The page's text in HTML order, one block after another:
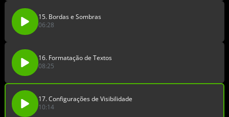
15. Bordas e Sombras
06:28
16. Formatação de Textos
08:25
17. Configurações de Visibilidade
10:14